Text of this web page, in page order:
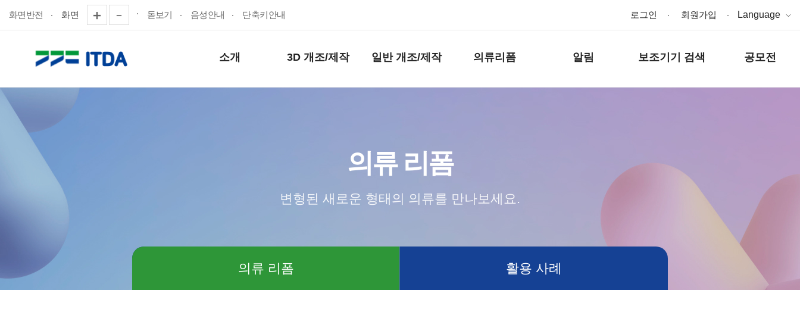
화면반전 화면 돋보기 음성안내 단축키안내 로그인 회원가입 Language
소개 3D 개조/제작 일반 개조/제작 의류리폼 알림 보조기기 검색 공모전
의류 리폼
변형된 새로운 형태의 의류를 만나보세요.
의류 리폼 활용 사례